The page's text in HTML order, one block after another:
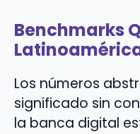
Benchmarks
Los números
significado sin
la banca digital